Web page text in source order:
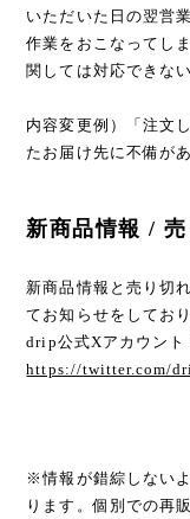
いただいた日の翌営
作業をおこなってし
関しては対応できな
内容変更例）「注文
たお届け先に不備が
新商品情報 /
新商品情報と売り切
てお知らせをしており
drip公式Xアカウント
https://twitter.com/
※情報が錯綜しない
ります。個別での再